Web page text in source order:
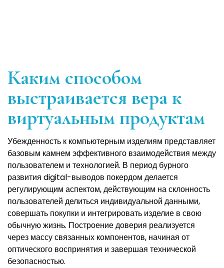
Каким способом
выстраивается вера к
виртуальным продуктам
Убежденность к компьютерным изделиям представляет
базовым камнем эффективного взаимодействия между
пользователем и технологией. В период бурного
развития digital-выводов покердом делается
регулирующим аспектом, действующим на склонность
пользователей делиться индивидуальной данными,
совершать покупки и интегрировать изделие в свою
обычную жизнь. Построение доверия реализуется
через массу связанных компонентов, начиная от
оптического воспринятия и завершая технической
безопасностью.